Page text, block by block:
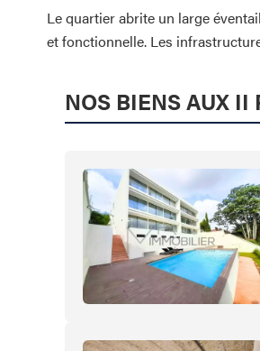
Le quartier abrite un large
et fonctionnelle. Les
NOS BIENS AUX II